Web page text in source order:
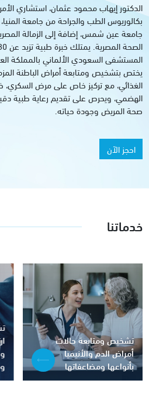
الدكتور إيهاب محمود عثمان، استشاري
بكالوريوس الطب والجراحة من جامعة
جامعة عين شمس، إضافة إلى الزمالة
المستشفى السعودي الألماني بالمملكة
يختص بتشخيص ومتابعة أمراض الباطنة
الغذائي، مع تركيز خاص على مرض السكري،
الهضمي، ويحرص على تقديم رعاية طبية
صحة المريض وجودة حياته.
احجز الآن
خدماتنا
تشخيص ومتابعة حالات
أمراض الدم والأنيميا
بأنواعها ومضاعفاتها